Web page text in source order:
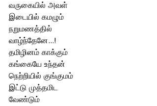
வருகையில் அவள்
இடையில் கமழும்
நறுமணத்தில்
வாழ்ந்தேனே...!
தமிழினம் காக்கும்
கங்கையே உந்தன்
நெற்றியில் குங்குமம்
இட்டு முத்தமிட
வேண்டும்